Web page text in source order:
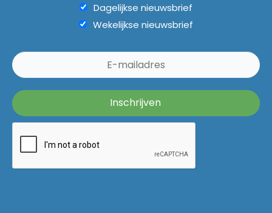
Dagelijkse nieuwsbrief
Wekelijkse nieuwsbrief